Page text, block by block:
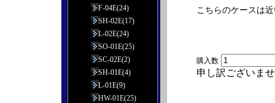
こちらのケースは
購入数
申し訳ございま
F-04E(24)
SH-02E(17)
L-02E(24)
SO-01E(25)
SC-02E(2)
SH-01E(4)
L-01E(9)
HW-01E(25)